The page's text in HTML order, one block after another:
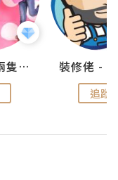
儍媽媽與兩隻小魔怪之家
追蹤